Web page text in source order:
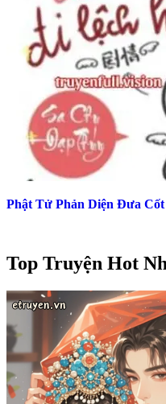
Phật Tử Phản Diện Đưa
Top Truyện Hot